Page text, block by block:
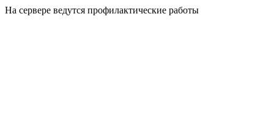
На сервере ведутся профилактические работы